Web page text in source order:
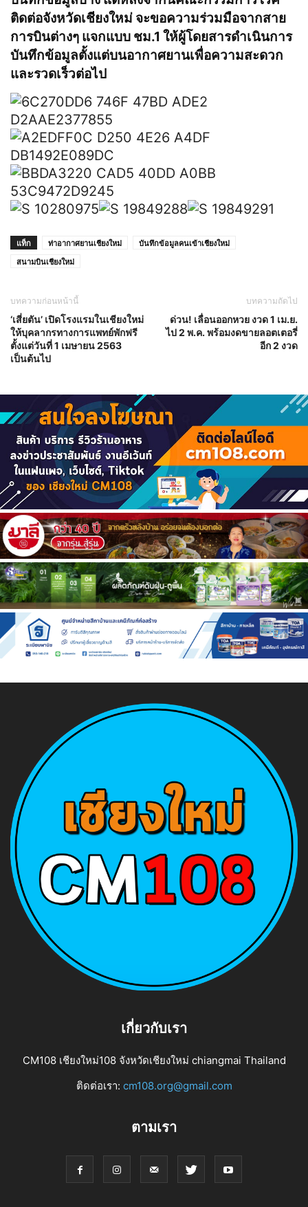
ติดต่อจังหวัดเชียงใหม่ จะขอความร่วมมือจากสาย
การบินต่างๆ แจกแบบ ชม.1 ให้ผู้โดยสารดำเนินการ
บันทึกข้อมูลตั้งแต่บนอากาศยานเพื่อความสะดวก
และรวดเร็วต่อไป
แท็ก ท่าอากาศยานเชียงใหม่
บันทึกข้อมูลคนเข้าเชียงใหม่
สนามบินเชียงใหม่
บทความก่อนหน้านี้
‘เสี่ยตัน’ เปิดโรงแรมในเชียงใหม่
ให้บุคลากรทางการแพทย์พักฟรี
ตั้งแต่วันที่ 1 เมษายน 2563
เป็นต้นไป
บทความถัดไป
ด่วน! เลื่อนออกหวย งวด 1 เม.ย.
ไป 2 พ.ค. พร้อมงดขายลอตเตอรี่
อีก 2 งวด
เกี่ยวกับเรา
CM108 เชียงใหม่108 จังหวัดเชียงใหม่ chiangmai Thailand
ติดต่อเรา: cm108.org@gmail.com
ตามเรา